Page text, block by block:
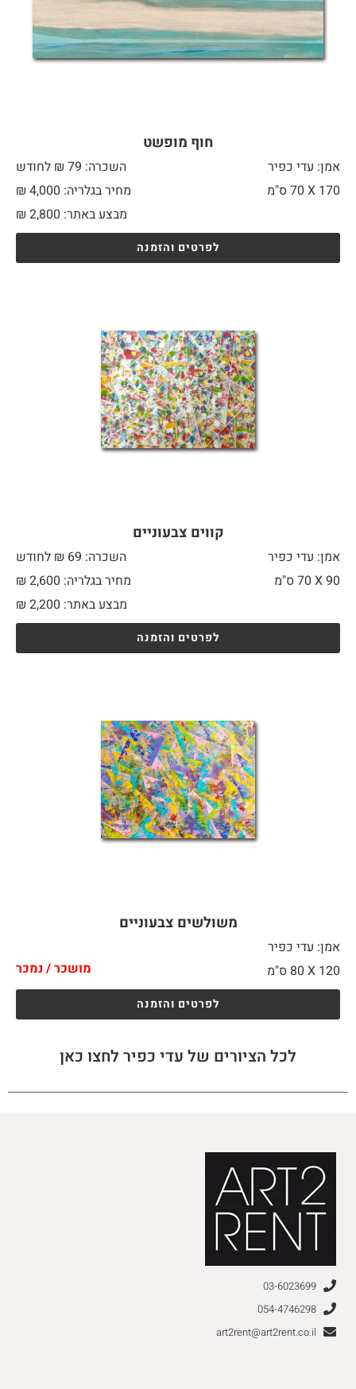
חוף מופשט
אמן: עדי כפיר
השכרה: 79 ₪ לחודש
170 X
מחיר בגלריה: 4,000 ₪
מבצע באתר:
₪ 2,800
לפרטים והזמנה
קווים צבעוניים
אמן: עדי כפיר
השכרה: 69 ₪ לחודש
90 X
מחיר בגלריה: 2,600 ₪
מבצע באתר:
₪ 2,200
לפרטים והזמנה
משולשים צבעוניים
אמן: עדי כפיר
120 X
מושכר / נמכר
לפרטים והזמנה
לכל הציורים של עדי כפיר לחצו כאן
03-6023699
054-4746298
art2rent@art2rent.co.il